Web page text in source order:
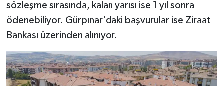
sözleşme sırasında, kalan yarısı ise 1 yıl sonra
ödenebiliyor. Gürpınar'daki başvurular ise Ziraat
Bankası üzerinden alınıyor.